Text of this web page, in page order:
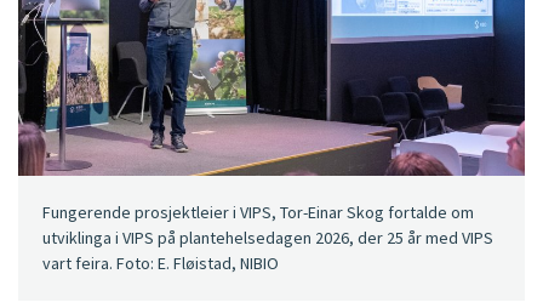
Fungerende prosjektleier i VIPS, Tor-Einar Skog fortalde om
utviklinga i VIPS på plantehelsedagen 2026, der 25 år med VIPS
vart feira. Foto: E. Fløistad, NIBIO